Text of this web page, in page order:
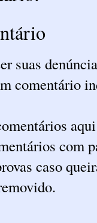
suas
comentário
com
caso